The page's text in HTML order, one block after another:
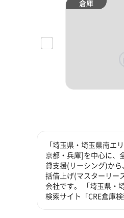
倉庫
「埼玉県・埼玉県南
京都・兵庫]を中心に、
貸支援(リーシング)か
括借上げ(マスターリー
会社です。 「埼玉県・
検索サイト「CRE倉庫